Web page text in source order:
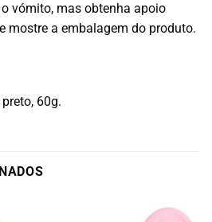
vómito, mas obtenha apoio
mostre a embalagem do produto.
60g.